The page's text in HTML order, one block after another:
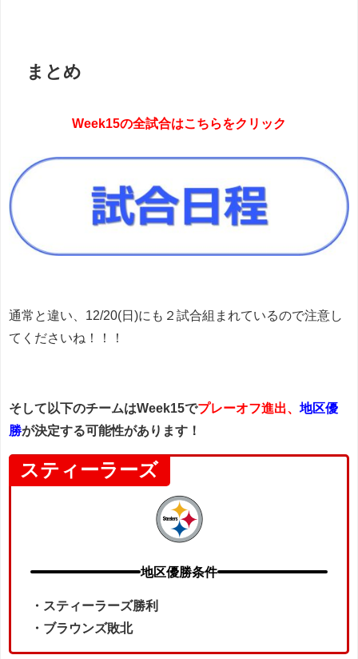
まとめ
Week15の全試合はこちらをクリック
通常と違い、12/20(日)にも２試合組まれているので注意し
てくださいね！！！
そして以下のチームはWeek15でプレーオフ進出、 地区優
勝が決定する可能性があります！
スティーラーズ
地区優勝条件
・ スティーラーズ勝利
・ブラウンズ敗北